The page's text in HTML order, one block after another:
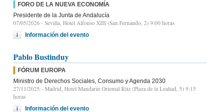
FORO DE LA NUEVA ECONOMÍA
Presidente de la Junta de Andalucía
07/05/2026 - Sevilla, Hotel Alfonso XIII (San Fernando, 2) 9:00 horas
Información del evento
Pablo Bustinduy
FÓRUM EUROPA
Ministro de Derechos Sociales, Consumo y Agenda 2030
27/11/2025 - Madrid, Hotel Mandarin Oriental Ritz (Plaza de la Lealtad, 5) 9:15
horas
Información del evento